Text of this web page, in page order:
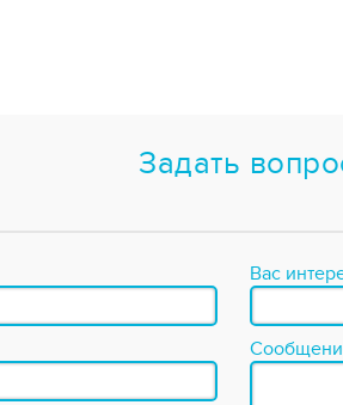
Задать
Вас